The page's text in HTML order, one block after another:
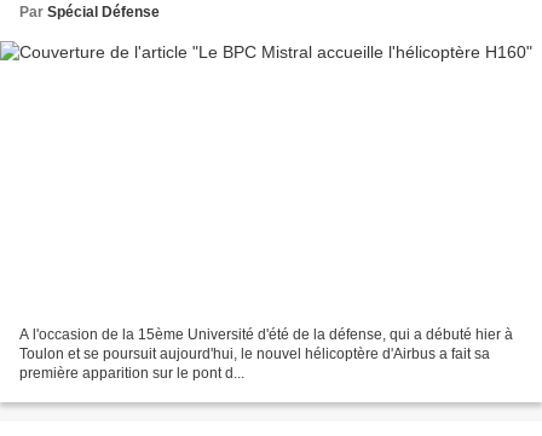
Par Spécial Défense
A l'occasion de la 15ème Université d'été de la défense, qui a débuté hier à
Toulon et se poursuit aujourd'hui, le nouvel hélicoptère d'Airbus a fait sa
première apparition sur le pont d...